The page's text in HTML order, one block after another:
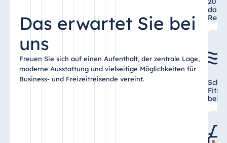
Hotel &
Conference
Center Taicang
Das erwartet Sie bei
uns
Freuen Sie sich auf einen Aufenthalt, der zentrale Lage,
moderne Ausstattung und vielseitige Möglichkeiten für
Business- und Freizeitreisende vereint.
bei